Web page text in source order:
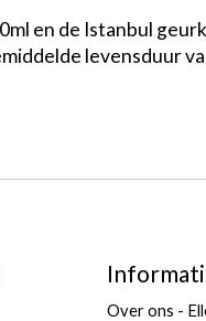
en de Istanbul
levensduur
Over ons -